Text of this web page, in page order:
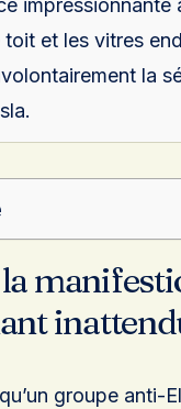
impressionnante
toit et les vitres
la
groupe anti-